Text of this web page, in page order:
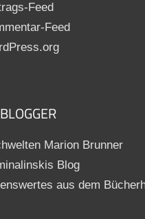
Feed
Feed
Marion Brunner
Blog
aus dem